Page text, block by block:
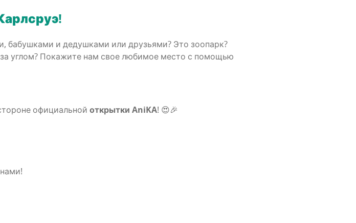
бабуш­ка­ми и дедуш­ка­ми или дру­зья­ми? Это зоо­парк?
углом? Пока­жи­те нам свое люби­мое место с помо­щью
офи­ци­аль­ной открыт­ки AniKA! 😍🎉